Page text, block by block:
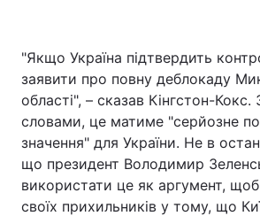
"Якщо Україна підтвердить
заявити про повну деблокаду
області", – сказав Кінгстон-Кокс.
словами, це матиме "серйозне
значення" для України. Не в
що президент Володимир
використати це як аргумент,
своїх прихильників у тому, що